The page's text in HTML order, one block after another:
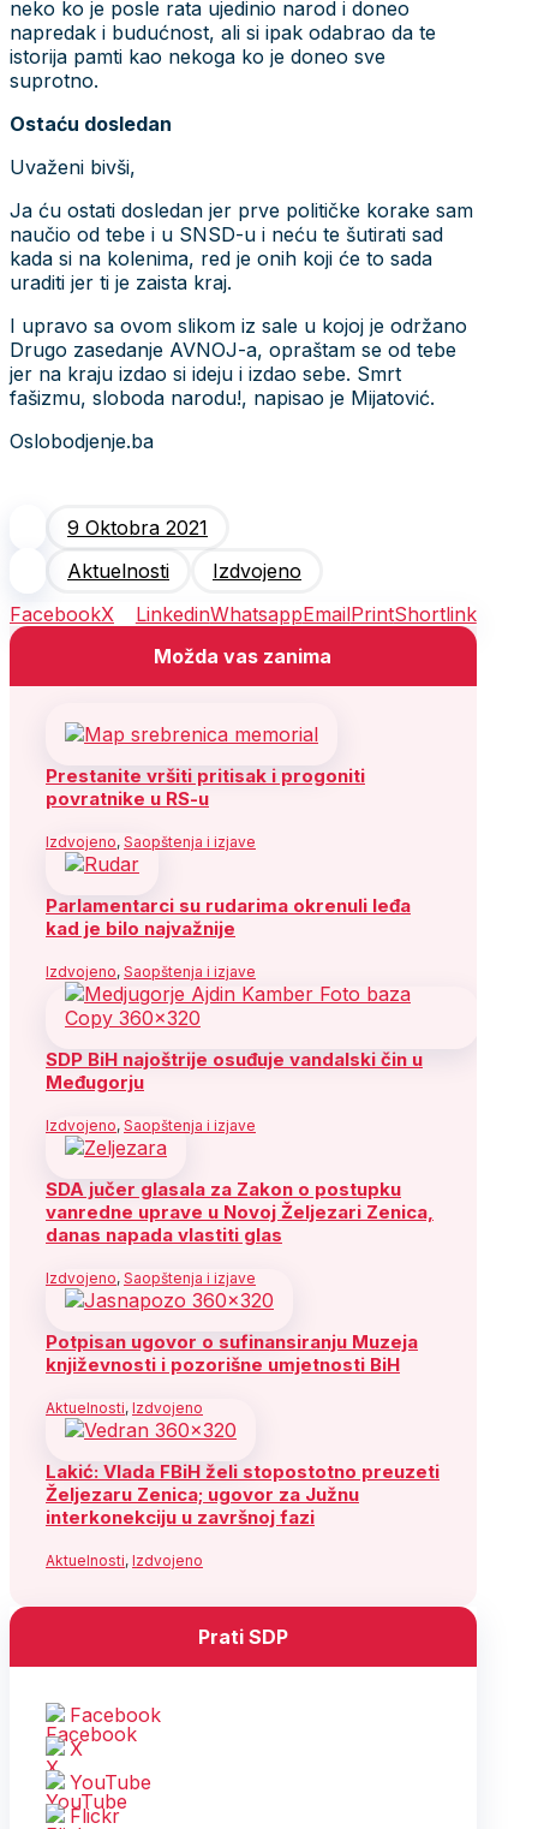
neko ko je posle rata ujedinio narod i doneo
napredak i budućnost, ali si ipak odabrao da te
istorija pamti kao nekoga ko je doneo sve
suprotno.
Ostaću dosledan
Uvaženi bivši,
Ja ću ostati dosledan jer prve političke korake sam
naučio od tebe i u SNSD-u i neću te šutirati sad
kada si na kolenima, red je onih koji će to sada
uraditi jer ti je zaista kraj.
I upravo sa ovom slikom iz sale u kojoj je održano
Drugo zasedanje AVNOJ-a, opraštam se od tebe
jer na kraju izdao si ideju i izdao sebe. Smrt
fašizmu, sloboda narodu!, napisao je Mijatović.
Oslobodjenje.ba
9 Oktobra 2021
Aktuelnosti
Izdvojeno
FacebookX LinkedinWhatsappEmailPrintShortlink
Možda vas zanima
Prestanite vršiti pritisak i progoniti
povratnike u RS-u
Izdvojeno, Saopštenja i izjave
Parlamentarci su rudarima okrenuli leđa
kad je bilo najvažnije
Izdvojeno, Saopštenja i izjave
SDP BiH najoštrije osuđuje vandalski čin u
Međugorju
Izdvojeno, Saopštenja i izjave
SDA jučer glasala za Zakon o postupku
vanredne uprave u Novoj Željezari Zenica,
danas napada vlastiti glas
Izdvojeno, Saopštenja i izjave
Potpisan ugovor o sufinansiranju Muzeja
književnosti i pozorišne umjetnosti BiH
Aktuelnosti, Izdvojeno
Lakić: Vlada FBiH želi stopostotno preuzeti
Željezaru Zenica; ugovor za Južnu
interkonekciju u završnoj fazi
Aktuelnosti, Izdvojeno
Prati SDP
Facebook
X
YouTube
Flickr